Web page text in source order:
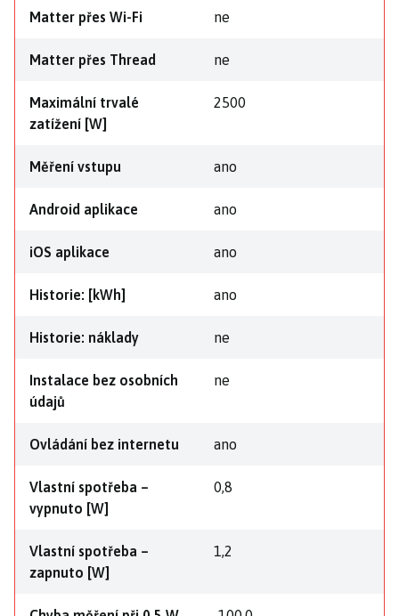
Matter přes Wi-Fi ne
Matter přes Thread ne
Maximální trvalé
zatížení [W]
2500
Měření vstupu ano
Android aplikace ano
iOS aplikace ano
Historie: [kWh] ano
Historie: náklady ne
Instalace bez osobních
údajů
ne
Ovládání bez internetu ano
Vlastní spotřeba –
vypnuto [W]
0,8
Vlastní spotřeba –
zapnuto [W]
1,2